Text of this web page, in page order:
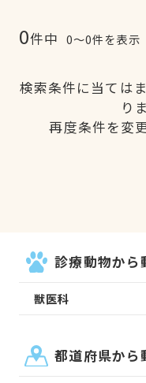
0件中 0〜0件を表示
検索条件に当ては
り
再度条件を変
診療動物から
獣医科
都道府県から